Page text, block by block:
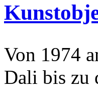
Von 1974
Dali bis zu